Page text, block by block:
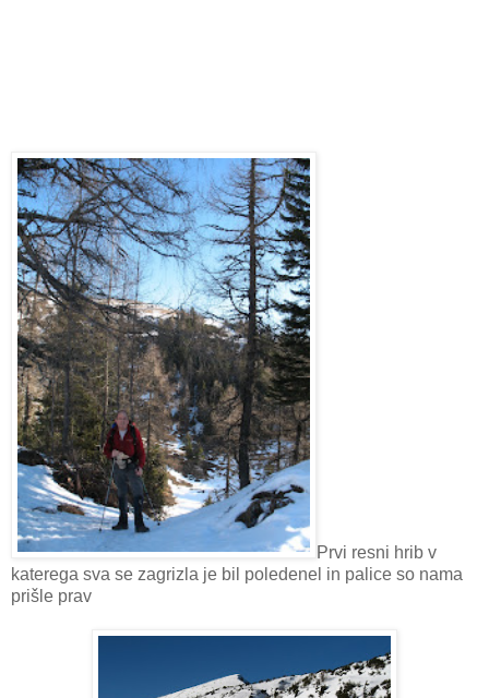
Prvi resni hrib v
katerega sva se zagrizla je bil poledenel in palice so nama
prišle prav